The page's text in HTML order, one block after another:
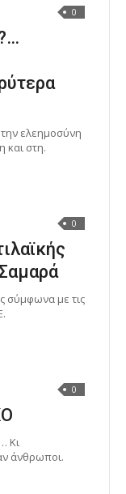
0
ελεημοσύνη
και στη.
0
σύμφωνα με τις
0
Κι
άνθρωποι.